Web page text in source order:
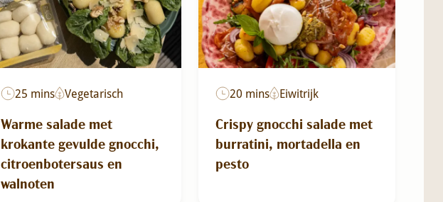
25 mins Vegetarisch
Warme salade met
krokante gevulde gnocchi,
citroenbotersaus en
walnoten
20 mins Eiwitrijk
Crispy gnocchi salade met
burratini, mortadella en
pesto